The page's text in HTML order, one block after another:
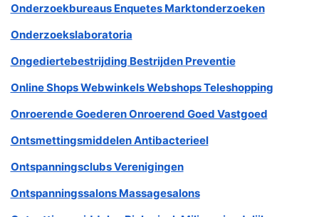
Onderzoekbureaus Enquetes Marktonderzoeken
Onderzoekslaboratoria
Ongediertebestrijding Bestrijden Preventie
Online Shops Webwinkels Webshops Teleshopping
Onroerende Goederen Onroerend Goed Vastgoed
Ontsmettingsmiddelen Antibacterieel
Ontspanningsclubs Verenigingen
Ontspanningssalons Massagesalons